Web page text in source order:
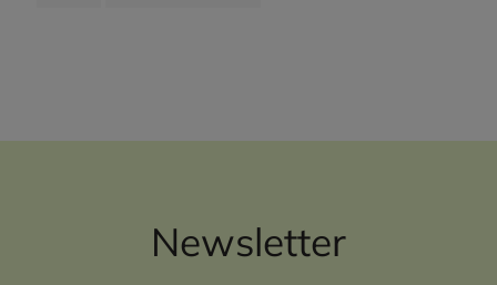
Newsletter